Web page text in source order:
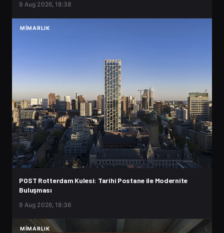
9 Aug 2026, 18:38
MIMARLIK
POST Rotterdam Kulesi: Tarihi Postane ile Modernite
Buluşması
9 Aug 2026, 18:36
MIMARLIK